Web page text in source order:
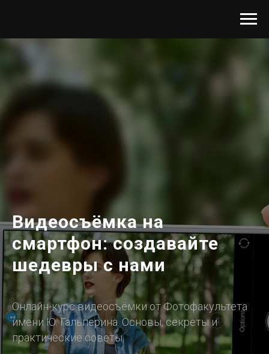
Видеосъёмка на
смартфон: создавайте
шедевры с нами
Онлайн-курс видеосъёмки от Фотофакультета
имени Ю. Гальперина. Основы, секреты и
практические советы.